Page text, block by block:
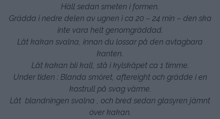
Häll sedan smeten i formen.
Grädda i nedre delen av ugnen i ca 20 – 24 min – den ska
inte vara helt genomgräddad.
Låt kakan svalna, innan du lossar på den avtagbara
kanten.
Låt kakan bli kall, stå i kylskåpet ca 1 timme.
Under tiden : Blanda smöret, aftereight och grädde i en
kastrull på svag värme.
Låt blandningen svalna , och bred sedan glasyren jämnt
över kakan.